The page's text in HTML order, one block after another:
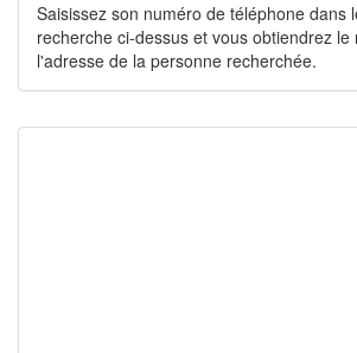
Saisissez son numéro de téléphone dans
recherche ci-dessus et vous obtiendrez
l'adresse de la personne recherchée.